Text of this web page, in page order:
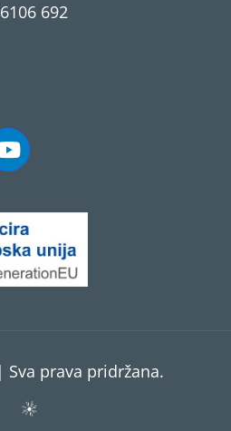
692
Sva prava pridržana.